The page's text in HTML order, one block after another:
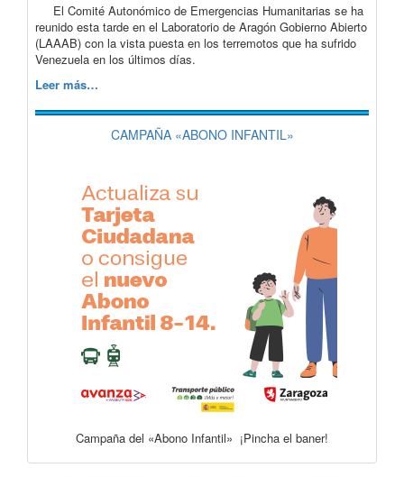
El Comité Autonómico de Emergencias Humanitarias se ha
reunido esta tarde en el Laboratorio de Aragón Gobierno Abierto
(LAAAB) con la vista puesta en los terremotos que ha sufrido
Venezuela en los últimos días.
Leer más…
CAMPAÑA «ABONO INFANTIL»
Campaña del «Abono Infantil» ¡Pincha el baner!